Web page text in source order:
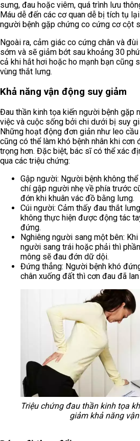
sưng, đau hoặc viêm, quá trình lưu
Máu dễ đến các cơ quan dễ bị tích tụ
người bệnh gặp chứng co cứng cơ cột
Ngoài ra, cảm giác co cứng chân và
sớm và sẽ giảm bớt sau khoảng 30
cả khi hắt hơi hoặc ho mạnh bạn cũng
vùng thắt lưng.
Khả năng vận động suy giảm
Đau thần kinh tọa kiến người bệnh gặp
việc và cuộc sống bởi chi dưới bị suy
Những hoạt động đơn giản như leo
cũng có thể làm khó bệnh nhân khi cơn
trọng hơn. Đặc biệt, bác sĩ có thể xác
qua các triệu chứng:
Gập người: Người bệnh không
chí gập người nhẹ về phía trước
đớn khi khuân vác đồ bằng lưng.
Cúi người: Cảm thấy đau thắt
không thực hiện được động tác
đứng.
Nghiêng người sang một bên:
người sang trái hoặc phải thì
mông sẽ đau đớn dữ dội.
Đứng thẳng: Người bệnh khó
chân xuống đất thì cơn đau đã
Triệu chứng đau thần kinh tọa
giảm khả năng